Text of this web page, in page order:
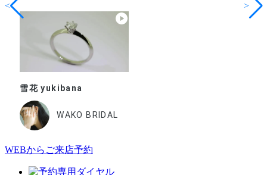
< >
雪花 yukibana
WAKO BRIDAL
WEBからご来店予約